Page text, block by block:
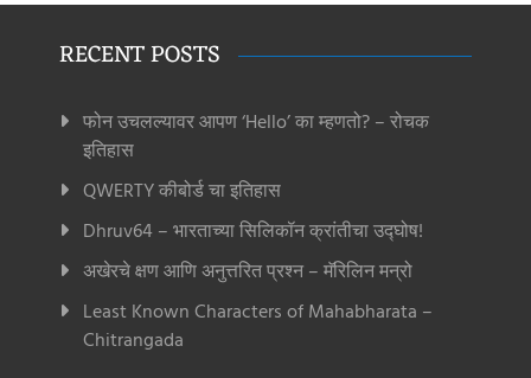
RECENT POSTS
फोन उचलल्यावर आपण ‘Hello’ का म्हणतो? – रोचक
इतिहास
QWERTY कीबोर्ड चा इतिहास
Dhruv64 – भारताच्या सिलिकॉन क्रांतीचा उद्घोष!
अखेरचे क्षण आणि अनुत्तरित प्रश्न – मॅरिलिन मन्रो
Least Known Characters of Mahabharata –
Chitrangada